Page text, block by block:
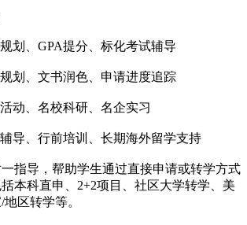
划、GPA提分、标化考试辅导
划、文书润色、申请进度追踪
动、名校科研、名企实习
导、行前培训、长期海外留学支持
指导，帮助学生通过直接申请或转学方式
本科直申、2+2项目、社区大学转学、美
区转学等。